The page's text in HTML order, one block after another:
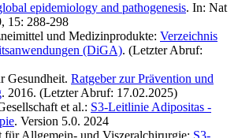
epidemiology and pathogenesis. In: Nat
15: 288-298
und Medizinprodukte: Verzeichnis
(DiGA). (Letzter Abruf:
Gesundheit. Ratgeber zur Prävention und
. 2016. (Letzter Abruf: 17.02.2025)
et al.: S3-Leitlinie Adipositas -
. Version 5.0. 2024